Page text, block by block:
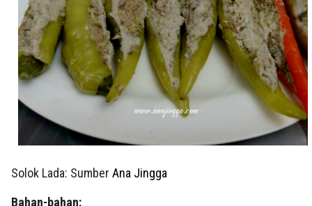
Solok Lada: Sumber Ana Jingga
Bahan-bahan: